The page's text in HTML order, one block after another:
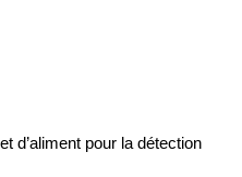
d’aliment pour la détection